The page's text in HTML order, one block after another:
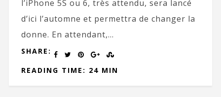
l’iPhone 5S ou 6, très attendu, sera lancé
d’ici l’automne et permettra de changer la
donne. En attendant,...
SHARE:
READING TIME: 24 MIN